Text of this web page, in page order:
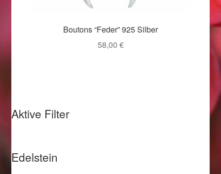
Valentinstag Geschenke
Vertrag widerrufen
Weihnachtsangebote 2016
Weihnachtsangebote 2018
Boutons “Feder” 925 Silber
58,00 €
Aktive Filter
Edelstein